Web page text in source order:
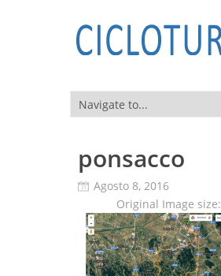
ponsacco
Agosto 8, 2016
Original Image size: